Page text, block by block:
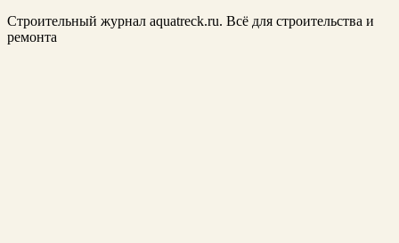
Строительный журнал aquatreck.ru. Всё для строительства и
ремонта